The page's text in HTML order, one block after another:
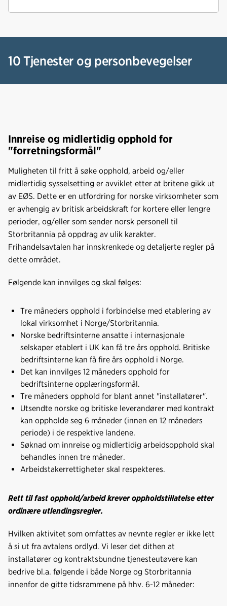
10 Tjenester og personbevegelser
Innreise og midlertidig opphold for
"forretningsformål"
Muligheten til fritt å søke opphold, arbeid og/eller
midlertidig sysselsetting er avviklet etter at britene gikk ut
av EØS. Dette er en utfordring for norske virksomheter som
er avhengig av britisk arbeidskraft for kortere eller lengre
perioder, og/eller som sender norsk personell til
Storbritannia på oppdrag av ulik karakter.
Frihandelsavtalen har innskrenkede og detaljerte regler på
dette området.
Følgende kan innvilges og skal følges:
Tre måneders opphold i forbindelse med etablering av
lokal virksomhet i Norge/Storbritannia.
Norske bedriftsinterne ansatte i internasjonale
selskaper etablert i UK kan få tre års opphold. Britiske
bedriftsinterne kan få fire års opphold i Norge.
Det kan innvilges 12 måneders opphold for
bedriftsinterne opplæringsformål.
Tre måneders opphold for blant annet "installatører".
Utsendte norske og britiske leverandører med kontrakt
kan oppholde seg 6 måneder (innen en 12 måneders
periode) i de respektive landene.
Søknad om innreise og midlertidig arbeidsopphold skal
behandles innen tre måneder.
Arbeidstakerrettigheter skal respekteres.
Rett til fast opphold/arbeid krever oppholdstillatelse etter
ordinære utlendingsregler.
Hvilken aktivitet som omfattes av nevnte regler er ikke lett
å si ut fra avtalens ordlyd. Vi leser det dithen at
installatører og kontraktsbundne tjenesteutøvere kan
bedrive bl.a. følgende i både Norge og Storbritannia
innenfor de gitte tidsrammene på hhv. 6-12 måneder: